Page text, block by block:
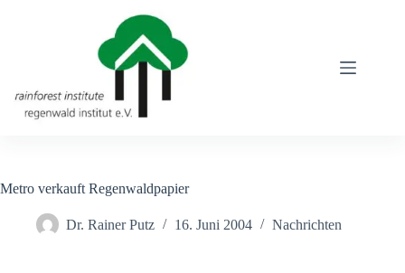
Metro verkauft Regenwaldpapier
Dr. Rainer Putz 16. Juni 2004 Nachrichten